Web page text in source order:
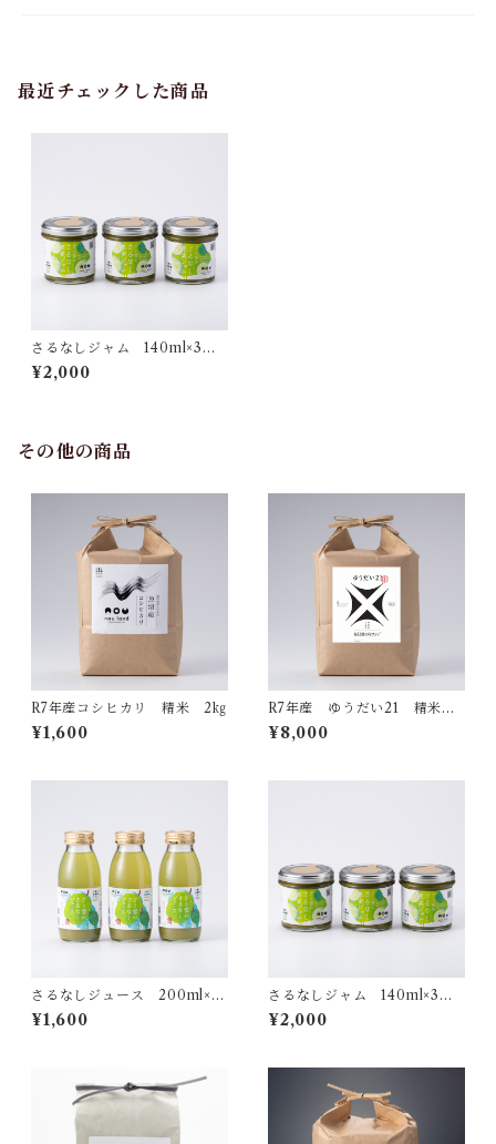
最近チェックした商品
さるなしジャム 140ml×3個
セット
¥2,000
その他の商品
R7年産コシヒカリ 精米 2㎏
¥1,600
R7年産 ゆうだい21 精米 5
㎏×2
¥8,000
さるなしジュース 200ml×4
本
¥1,600
さるなしジャム 140ml×3個
セット
¥2,000